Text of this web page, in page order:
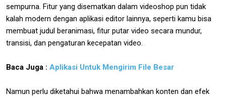
sempurna. Fitur yang disematkan dalam videoshop pun tidak
kalah modern dengan aplikasi editor lainnya, seperti kamu bisa
membuat judul beranimasi, fitur putar video secara mundur,
transisi, dan pengaturan kecepatan video.
Baca Juga : Aplikasi Untuk Mengirim File Besar
Namun perlu diketahui bahwa menambahkan konten dan efek